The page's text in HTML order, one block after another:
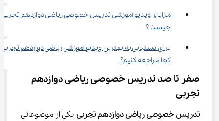
مزایای ویدیو آموزشی تدریس خصوصی ریاضی دوازدهم تجربی
چیست ؟
برای دستیابی به بهترین ویدیو آموزشی ریاضی دوازدهم
کجا مراجعه کنیم؟
صفر تا صد تدریس خصوصی ریاضی دوازدهم
تجربی
تدریس خصوصی ریاضی دوازدهم تجربی یکی از موضوعاتی